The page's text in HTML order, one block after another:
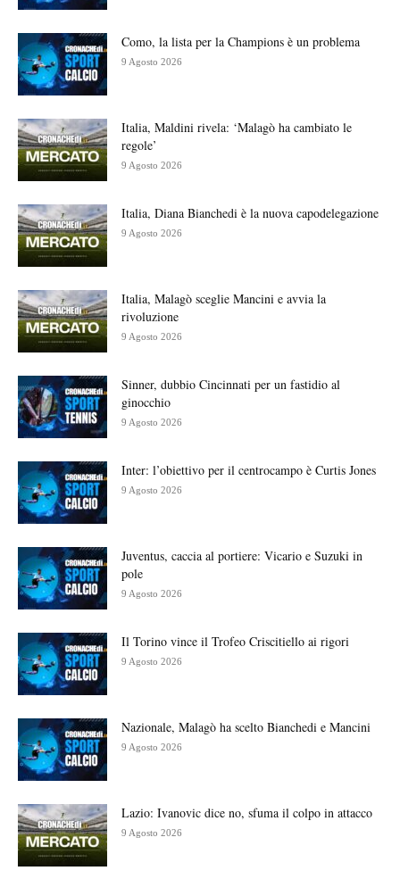
Como, la lista per la Champions è un problema
9 Agosto 2026
Italia, Maldini rivela: ‘Malagò ha cambiato le
regole’
9 Agosto 2026
Italia, Diana Bianchedi è la nuova capodelegazione
9 Agosto 2026
Italia, Malagò sceglie Mancini e avvia la
rivoluzione
9 Agosto 2026
Sinner, dubbio Cincinnati per un fastidio al
ginocchio
9 Agosto 2026
Inter: l’obiettivo per il centrocampo è Curtis Jones
9 Agosto 2026
Juventus, caccia al portiere: Vicario e Suzuki in
pole
9 Agosto 2026
Il Torino vince il Trofeo Criscitiello ai rigori
9 Agosto 2026
Nazionale, Malagò ha scelto Bianchedi e Mancini
9 Agosto 2026
Lazio: Ivanovic dice no, sfuma il colpo in attacco
9 Agosto 2026